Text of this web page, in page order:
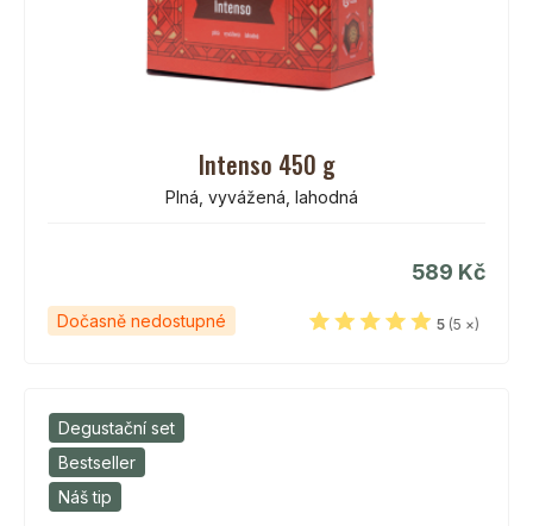
Intenso 450 g
Plná, vyvážená, lahodná
589 Kč
Dočasně nedostupné 5 (5 ×)
Degustační set
Bestseller
Náš tip